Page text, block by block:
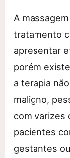
A
tratamento
apresentar
porém
a terapia
maligno,
com varizes
pacientes
gestantes